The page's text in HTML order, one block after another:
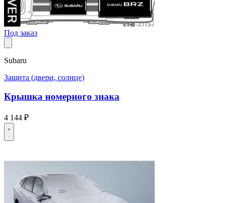
Под заказ
Subaru
Защита (двери, солнце)
Крышка номерного знака
4 144 ₽